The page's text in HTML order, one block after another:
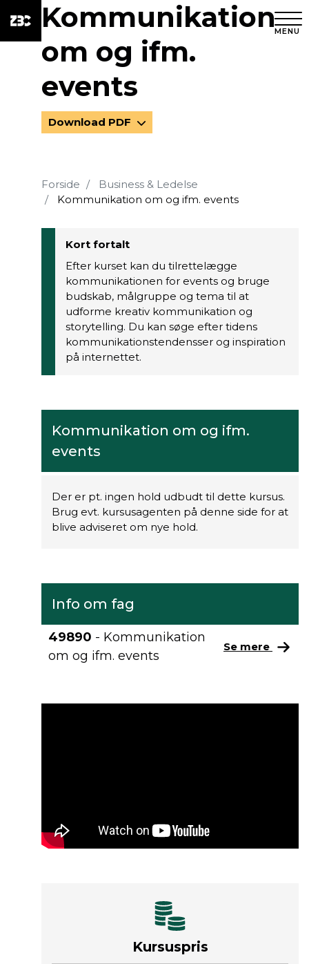
MENU
Kommunikation
om og ifm.
events
Download PDF
Forside
Business & Ledelse
Kommunikation om og ifm. events
Kort fortalt
Efter kurset kan du tilrettelægge
kommunikationen for events og bruge
budskab, målgruppe og tema til at
udforme kreativ kommunikation og
storytelling. Du kan søge efter tidens
kommunikationstendensser og inspiration
på internettet.
Kommunikation om og ifm.
events
Der er pt. ingen hold udbudt til dette kursus.
Brug evt. kursusagenten på denne side for at
blive adviseret om nye hold.
Info om fag
49890 - Kommunikation
om og ifm. events
Se mere
Kursuspris